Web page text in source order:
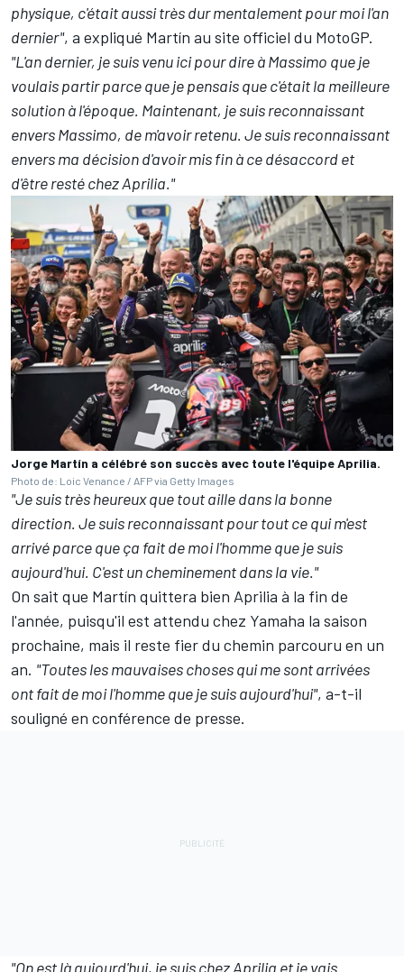
physique, c'était aussi très dur mentalement pour moi l'an
dernier", a expliqué Martín au site officiel du MotoGP.
"L'an dernier, je suis venu ici pour dire à Massimo que je
voulais partir parce que je pensais que c'était la meilleure
solution à l'époque. Maintenant, je suis reconnaissant
envers Massimo, de m'avoir retenu. Je suis reconnaissant
envers ma décision d'avoir mis fin à ce désaccord et
d'être resté chez Aprilia."
Jorge Martín a célébré son succès avec toute l'équipe Aprilia.
Photo de: Loic Venance / AFP via Getty Images
"Je suis très heureux que tout aille dans la bonne
direction. Je suis reconnaissant pour tout ce qui m'est
arrivé parce que ça fait de moi l'homme que je suis
aujourd'hui. C'est un cheminement dans la vie."
On sait que Martín quittera bien Aprilia à la fin de
l'année, puisqu'il est attendu chez Yamaha la saison
prochaine, mais il reste fier du chemin parcouru en un
an. "Toutes les mauvaises choses qui me sont arrivées
ont fait de moi l'homme que je suis aujourd'hui", a-t-il
souligné en conférence de presse.
"On est là aujourd'hui, je suis chez Aprilia et je vais